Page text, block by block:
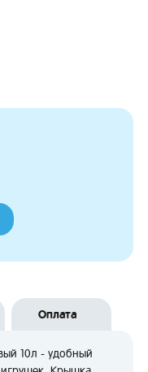
Оплата
10л - удобный